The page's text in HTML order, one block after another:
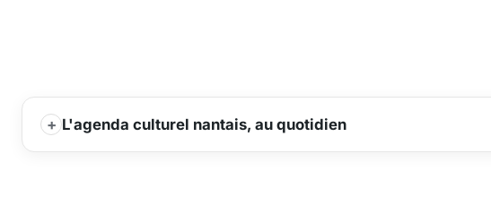
L'agenda culturel nantais, au quotidien